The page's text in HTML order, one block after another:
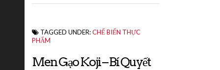
TAGGED UNDER:CHẾ BIẾN THỰC
PHẨM
Men Gạo Koji – Bí Quyết